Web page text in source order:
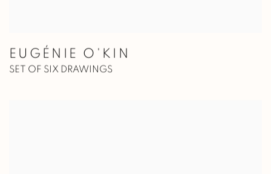
EUGÉNIE O'KIN
SET OF SIX DRAWINGS